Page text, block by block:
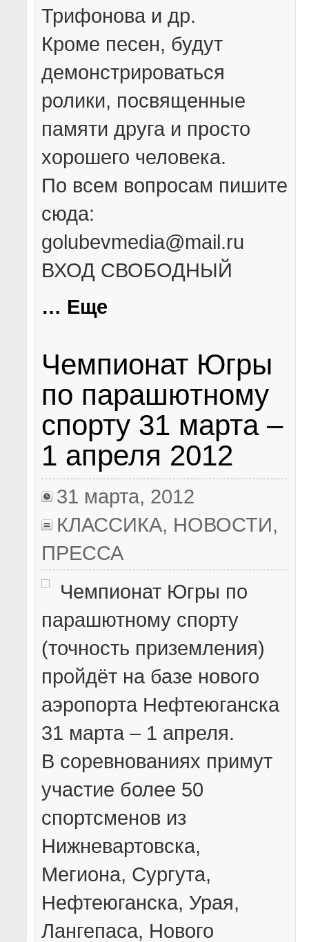
Трифонова и др.
Кроме песен, будут
демонстрироваться
ролики, посвященные
памяти друга и просто
хорошего человека.
По всем вопросам пишите
сюда:
golubevmedia@mail.ru
ВХОД СВОБОДНЫЙ
… Еще
Чемпионат Югры
по парашютному
спорту 31 марта –
1 апреля 2012
31 марта, 2012
КЛАССИКА, НОВОСТИ,
ПРЕССА
Чемпионат Югры по
парашютному спорту
(точность приземления)
пройдёт на базе нового
аэропорта Нефтеюганска
31 марта – 1 апреля.
В соревнованиях примут
участие более 50
спортсменов из
Нижневартовска,
Мегиона, Сургута,
Нефтеюганска, Урая,
Лангепаса, Нового